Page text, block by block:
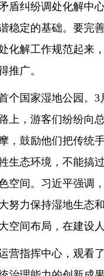
盾纠纷调处化解中
稳定的基础。要完
化解工作规范起来
推广。
个国家湿地公园。
上，游客们纷纷向
，鼓励他们把传统
生态环境，不能搞
空间。习近平强调
努力保持湿地生态
空间布局，在建设
营指挥中心，观看